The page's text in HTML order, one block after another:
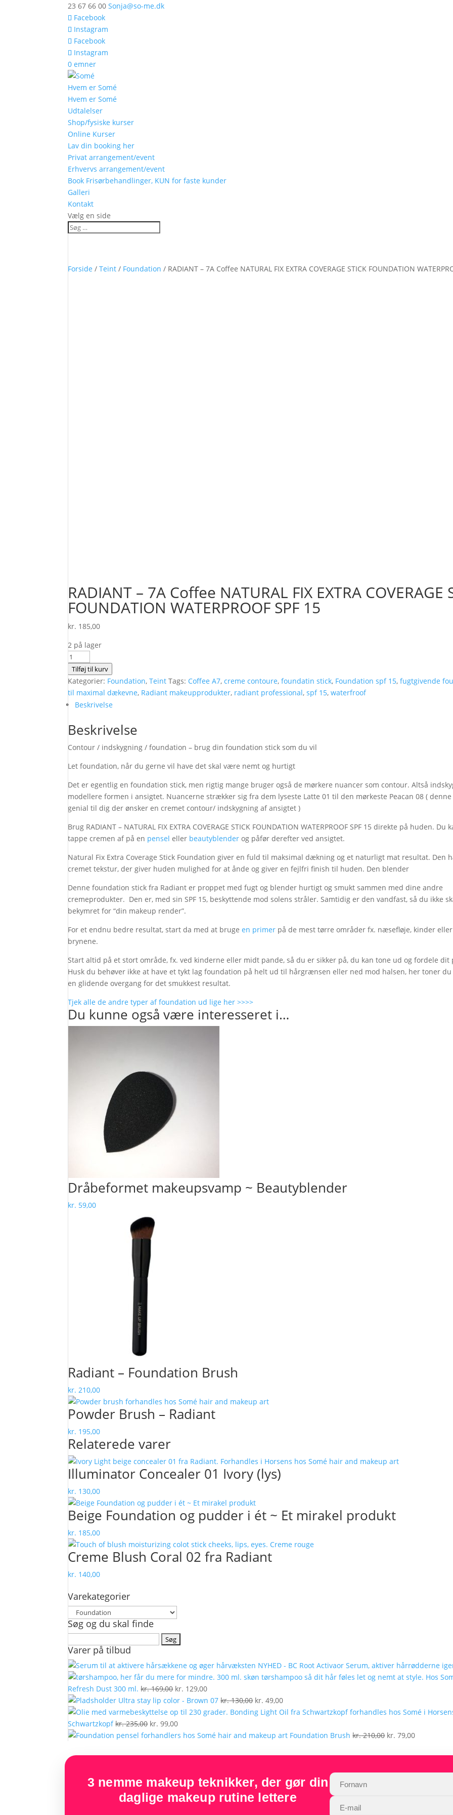
23 67 66 00 Sonja@so-me.dk
Facebook
Instagram
Facebook
Instagram
0 emner
Hvem er Somé
Hvem er Somé
Udtalelser
Shop/fysiske kurser
Online Kurser
Lav din booking her
Privat arrangement/event
Erhvervs arrangement/event
Book Frisørbehandlinger, KUN for faste kunder
Galleri
Kontakt
Vælg en side
Forside /Teint / Foundation / RADIANT – 7A Coffee NATURAL FIX EXTRA COVERAGE STICK FOUNDATION
RADIANT – 7A Coffee NATURAL FIX EXTRA COVERAGE
FOUNDATION WATERPROOF SPF 15
kr. 185,00
2 på lager
RADIANT
7A
Coffee
NATURAL
EXTRA
COVERAGE
STICK
FOUNDATION
SPF
15
antal
Tilføj til kurv
Kategorier: Foundation,Teint Tags: Coffee A7,creme contoure,foundatin stick, Foundation spf 15,fugtgivende
til maximal dækevne, Radiant makeupprodukter, radiant professional,spf 15,waterfroof
Beskrivelse
Beskrivelse
Contour / indskygning / foundation – brug din foundation stick som du vil
Let foundation, når du gerne vil have det skal være nemt og hurtigt
Det er egentlig en foundation stick, men rigtig mange bruger også de mørkere nuancer som contour. Altså
modellere formen i ansigtet. Nuancerne strækker sig fra dem lyseste Latte 01 til den mørkeste Peacan 08 ( denne
genial til dig der ønsker en cremet contour/ indskygning af ansigtet )
Brug RADIANT – NATURAL FIX EXTRA COVERAGE STICK FOUNDATION WATERPROOF SPF 15 direkte på huden. Du
tappe cremen af på en pensel eller beautyblender og påfør derefter ved ansigtet.
Natural Fix Extra Coverage Stick Foundation giver en fuld til maksimal dækning og et naturligt mat resultat. Den
cremet tekstur, der giver huden mulighed for at ånde og giver en fejlfri finish til huden. Den blender
Denne foundation stick fra Radiant er proppet med fugt og blender hurtigt og smukt sammen med dine andre
cremeprodukter. Den er, med sin SPF 15, beskyttende mod solens stråler. Samtidig er den vandfast, så du ikke
bekymret for “din makeup render”.
For et endnu bedre resultat, start da med at brugeen primer på de mest tørre områder fx. næsefløje, kinder
brynene.
Start altid på et stort område, fx. ved kinderne eller midt pande, så du er sikker på, du kan tone ud og fordele dit
Husk du behøver ikke at have et tykt lag foundation på helt ud til hårgrænsen eller ned mod halsen, her toner
en glidende overgang for det smukkest resultat.
Tjek alle de andre typer af foundation ud lige her >>>>
Du kunne også være interesseret i…
Dråbeformet makeupsvamp ~ Beautyblender
kr. 59,00
Radiant – Foundation Brush
kr. 210,00
Powder Brush – Radiant
kr. 195,00
Relaterede varer
Illuminator Concealer 01 Ivory (lys)
kr. 130,00
Beige Foundation og pudder i ét ~ Et mirakel produkt
kr. 185,00
Creme Blush Coral 02 fra Radiant
kr. 140,00
Varekategorier
Søg og du skal finde
efter:
Varer på tilbud
NYHED - BC Root Activaor Serum, aktiver hårrødderne
Refresh Dust 300 ml. kr.169,00 Den
oprindelige
pris
var:
kr. 169,00.
kr. 129,00Den
aktuelle
pris
kr. 129,00.
Ultra stay lip color - Brown 07 kr.130,00 Den
oprindelige
var:
kr. 49,00Den
aktuelle
er:
Schwartzkopf kr.235,00 Den
oprindelige
var:
kr. 99,00Den
aktuelle
er:
Foundation Brush kr.210,00 Den
pris
kr. 79,00Den
pris
3 nemme makeup teknikker, der gør din
daglige makeup rutine lettere